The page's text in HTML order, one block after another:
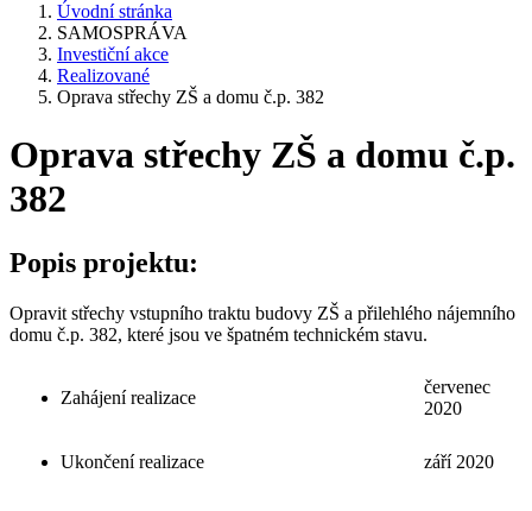
Úvodní stránka
SAMOSPRÁVA
Investiční akce
Realizované
Oprava střechy ZŠ a domu č.p. 382
Oprava střechy ZŠ a domu č.p.
382
Popis projektu:
Opravit střechy vstupního traktu budovy ZŠ a přilehlého nájemního
domu č.p. 382, které jsou ve špatném technickém stavu.
Zahájení realizace
červenec
2020
Ukončení realizace září 2020